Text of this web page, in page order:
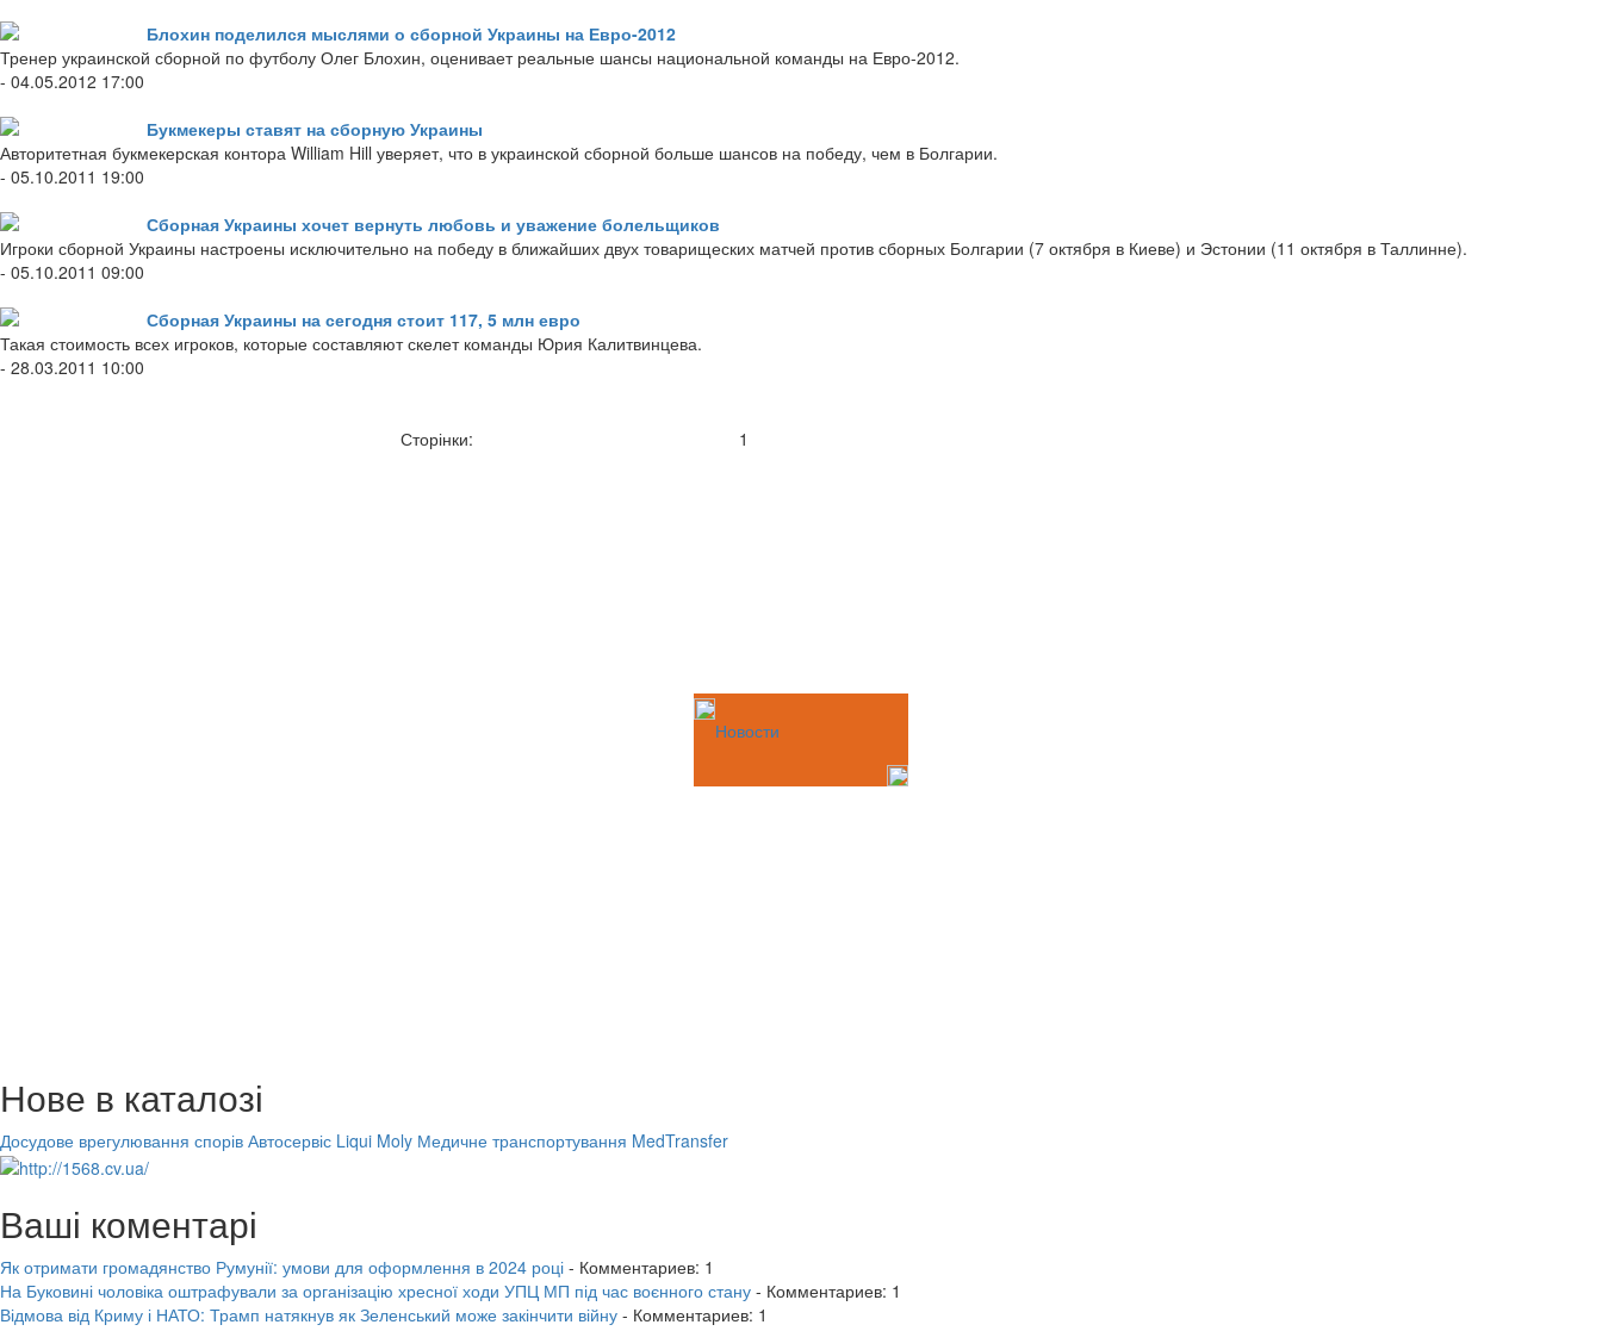
Блохин поделился мыслями о сборной Украины на Евро-2012
Тренер украинской сборной по футболу Олег Блохин, оценивает реальные шансы национальной команды на Евро-2012.
- 04.05.2012 17:00
Букмекеры ставят на сборную Украины
Авторитетная букмекерская контора William Hill уверяет, что в украинской сборной больше шансов на победу, чем в Болгарии.
- 05.10.2011 19:00
Сборная Украины хочет вернуть любовь и уважение болельщиков
Игроки сборной Украины настроены исключительно на победу в ближайших двух товарищеских матчей против сборных Болгарии (7 октября в Киеве) и Эстонии (11 октября в Таллинне).
- 05.10.2011 09:00
Сборная Украины на сегодня стоит 117, 5 млн евро
Такая стоимость всех игроков, которые составляют скелет команды Юрия Калитвинцева.
- 28.03.2011 10:00
Сторінки: 1
Новости
Нове в каталозі
Досудове врегулювання спорів Автосервіс Liqui Moly Медичне транспортування MedTransfer
Ваші коментарі
Як отримати громадянство Румунії: умови для оформлення в 2024 році - Комментариев: 1
На Буковині чоловіка оштрафували за організацію хресної ходи УПЦ МП під час воєнного стану - Комментариев: 1
Відмова від Криму і НАТО: Трамп натякнув як Зеленський може закінчити війну - Комментариев: 1